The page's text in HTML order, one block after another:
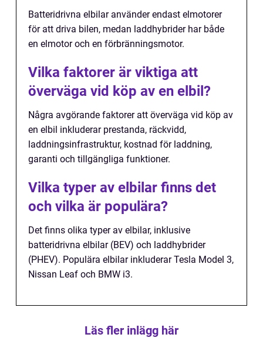
Batteridrivna elbilar använder endast elmotorer
för att driva bilen, medan laddhybrider har både
en elmotor och en förbränningsmotor.
Vilka faktorer är viktiga att
överväga vid köp av en elbil?
Några avgörande faktorer att överväga vid köp av
en elbil inkluderar prestanda, räckvidd,
laddningsinfrastruktur, kostnad för laddning,
garanti och tillgängliga funktioner.
Vilka typer av elbilar finns det
och vilka är populära?
Det finns olika typer av elbilar, inklusive
batteridrivna elbilar (BEV) och laddhybrider
(PHEV). Populära elbilar inkluderar Tesla Model 3,
Nissan Leaf och BMW i3.
Läs fler inlägg här